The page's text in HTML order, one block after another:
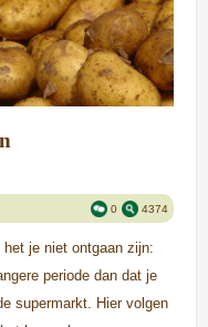
4374
0
je niet ontgaan zijn:
periode dan dat je
supermarkt. Hier volgen